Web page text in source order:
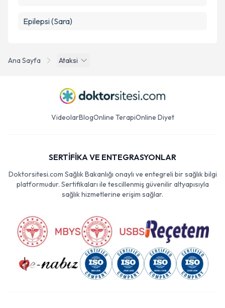
Ana Sayfa Ataksi
Epilepsi (Sara)
VideolarBlogOnline TerapiOnline Diyet
SERTİFİKA VE ENTEGRASYONLAR
Doktorsitesi.com Sağlık Bakanlığı onaylı ve entegreli bir sağlık bilgi
platformudur. Sertifikaları ile tescillenmiş güvenilir altyapısıyla
sağlık hizmetlerine erişim sağlar.